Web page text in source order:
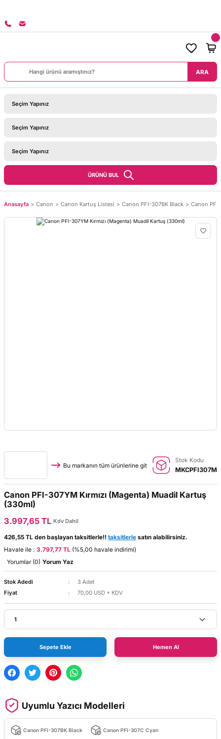
ARA
ÜRÜNÜ BUL
Anasayfa Canon Canon Kartuş Listesi Canon PFI-307BK Black Canon
Bu markanın tüm ürünlerine git
Stok Kodu
MKCPFI307M
Canon PFI-307YM Kırmızı (Magenta) Muadil Kartuş
(330ml)
3.997,65 TL Kdv Dahil
426,55 TL den başlayan taksitlerle!! taksitlerle satın alabilirsiniz.
Havale ile : 3.797,77 TL (%5,00 havale indirimi)
Yorumlar (0) Yorum Yaz
Stok Adedi
3 Adet
Fiyat
70,00 USD + KDV
Sepete Ekle Hemen Al
Uyumlu Yazıcı Modelleri
Canon PFI-307BK Black Canon PFI-307C Cyan